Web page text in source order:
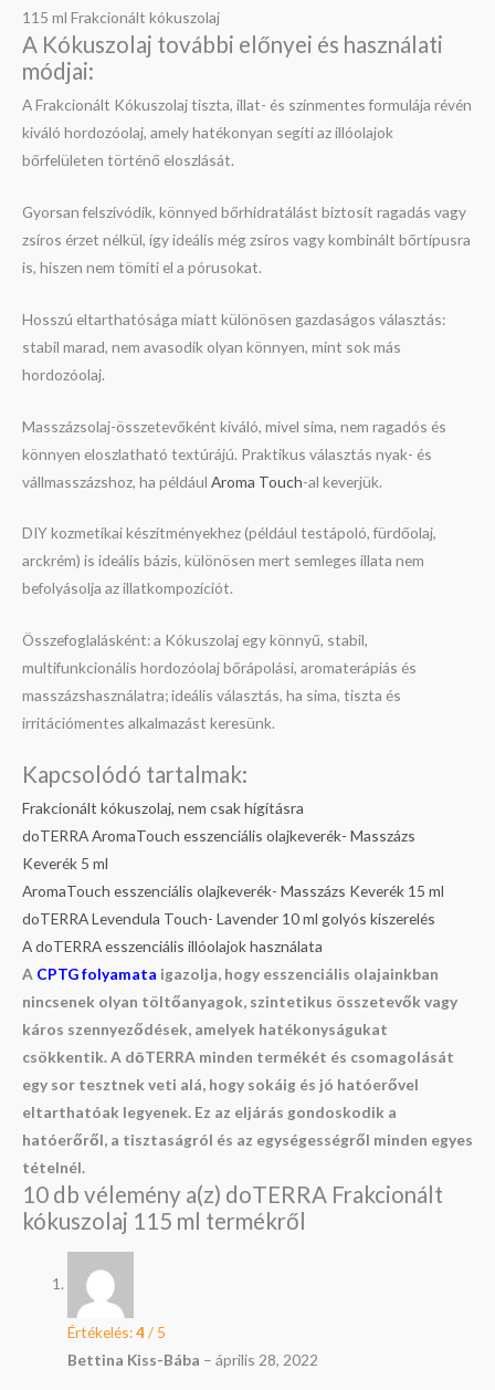
115 ml Frakcionált kókuszolaj
A Kókuszolaj további előnyei és használati
módjai:
A Frakcionált Kókuszolaj tiszta, illat- és színmentes formulája révén
kiváló hordozóolaj, amely hatékonyan segíti az illóolajok
bőrfelületen történő eloszlását.
Gyorsan felszívódik, könnyed bőrhidratálást biztosít ragadás vagy
zsíros érzet nélkül, így ideális még zsíros vagy kombinált bőrtípusra
is, hiszen nem tömíti el a pórusokat.
Hosszú eltarthatósága miatt különösen gazdaságos választás:
stabil marad, nem avasodik olyan könnyen, mint sok más
hordozóolaj.
Masszázsolaj-összetevőként kiváló, mivel sima, nem ragadós és
könnyen eloszlatható textúrájú. Praktikus választás nyak- és
vállmasszázshoz, ha például Aroma Touch-al keverjük.
DIY kozmetikai készítményekhez (például testápoló, fürdőolaj,
arckrém) is ideális bázis, különösen mert semleges illata nem
befolyásolja az illatkompozíciót.
Összefoglalásként: a Kókuszolaj egy könnyű, stabil,
multifunkcionális hordozóolaj bőrápolási, aromaterápiás és
masszázshasználatra; ideális választás, ha sima, tiszta és
irritációmentes alkalmazást keresünk.
Kapcsolódó tartalmak:
Frakcionált kókuszolaj, nem csak hígításra
doTERRA AromaTouch esszenciális olajkeverék- Masszázs
Keverék 5 ml
AromaTouch esszenciális olajkeverék- Masszázs Keverék 15 ml
doTERRA Levendula Touch- Lavender 10 ml golyós kiszerelés
A doTERRA esszenciális illóolajok használata
A CPTG folyamata igazolja, hogy esszenciális olajainkban
nincsenek olyan töltőanyagok, szintetikus összetevők vagy
káros szennyeződések, amelyek hatékonyságukat
csökkentik. A dōTERRA minden termékét és csomagolását
egy sor tesztnek veti alá, hogy sokáig és jó hatóerővel
eltarthatóak legyenek. Ez az eljárás gondoskodik a
hatóerőről, a tisztaságról és az egységességről minden egyes
tételnél.
10 db vélemény a(z) doTERRA Frakcionált
kókuszolaj 115 ml termékről
Értékelés:4/ 5
Bettina Kiss-Bába – április 28, 2022